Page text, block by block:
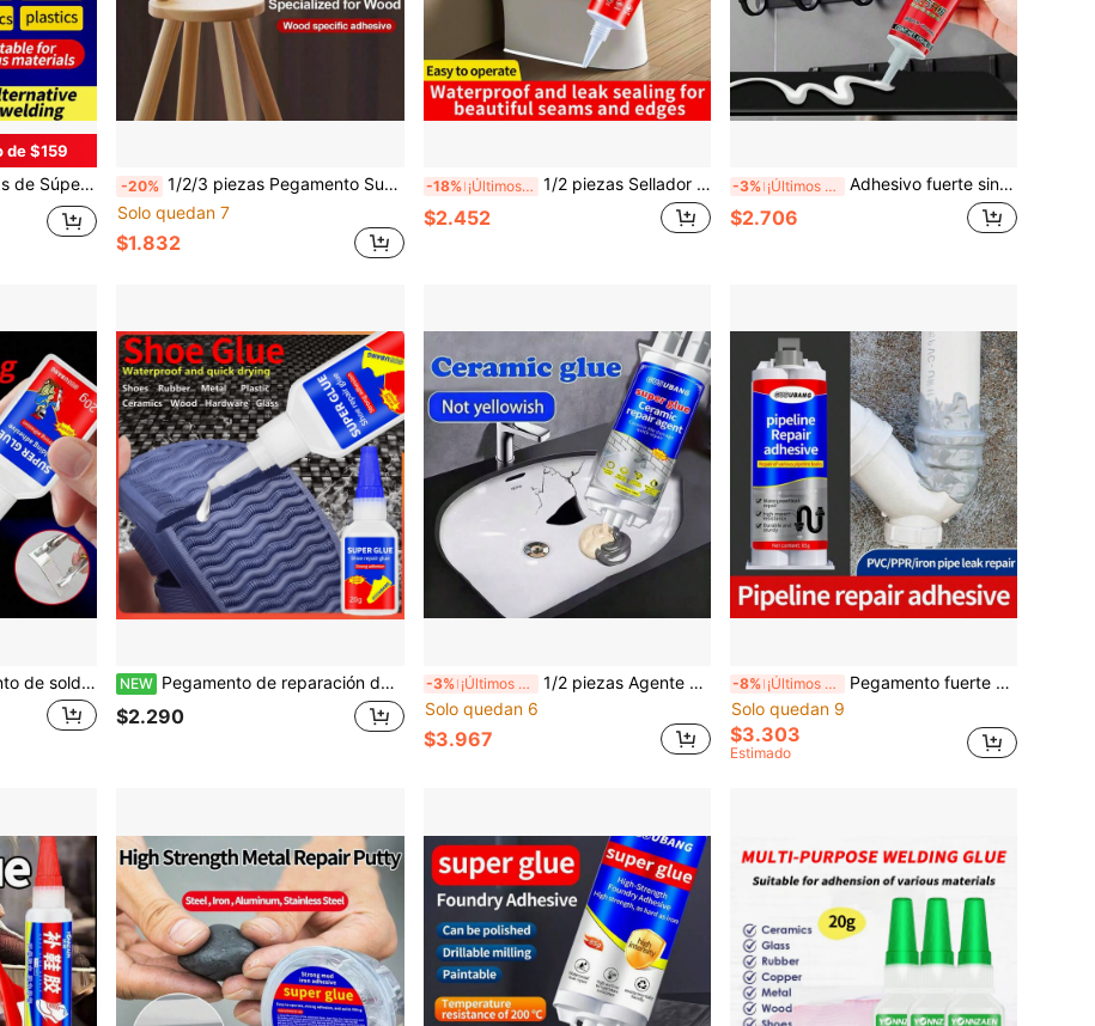
de $159
bolas de billar, joyería, reparación de zapatos, adhesivo de secado rápido, pegamento dedicado para reparaciones del hogar -20% 1/2/3 piezas Pegamento Super para Reparación de Muebles de Madera, Pegamento Fuerte para Carpintería para Sillas de Madera Maciza, Mesas, Marcos de Puertas, Reparación de Grietas en Pisos de Madera, Pegamento para Madera,
Solo quedan 7
$1.832
-18% ¡Últimos 2 días 1/2 piezas Sellador impermeable y a prueba de moho para lechada, azulejos, azulejos de piso, fregadero de cocina, inodoro, lavabo. Masilla para baño, eliminador de moho
$2.452
-3% ¡Últimos 2 días Adhesivo fuerte sin clavos, pegamento de alta resistencia a prueba de agua para instalación en paredes, adecuado para azulejos, madera, metal, baño, cocina, super pegamento
$2.706
resistente al agua y al calor, para metal, plástico, madera, cerámica, goma, reparación del hogar y bricolaje NEW Pegamento de reparación de zapatos de alta resistencia, adhesivo flexible impermeable transparente de fuerte unión para suelas de zapatillas, botas de cuero, calzado de goma, reparación de grietas, súper pegamento
$2.290
-3% ¡Últimos 2 días
1/2 piezas Agente de reparación de cerámica - Adhesivo impermeable ultra resistente, reparación efectiva de grietas en lavabos de mano, pegamento potente para grietas en bañeras, inodoros, lavabos, restauración y renovación, super pegamento
Solo quedan 6
$3.967
-8% ¡Últimos 2 días
Pegamento fuerte para reparación de tuberías, adhesivo sellador de fugas para tuberías de PVC, hierro fundido, drenaje, radiadores, resistente a altas temperaturas, secado rápido, agente de reparación impermeable
Solo quedan 9
$3.303
Estimado